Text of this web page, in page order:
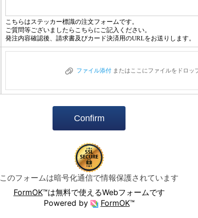
こちらはステッカー標識の注文フォームです。
ご質問等ございましたらこちらにご記入ください。
発注内容確認後、請求書及びカード決済用のURLをお送りします。
ファイル添付またはここにファイルをドロッ
Confirm
このフォームは暗号化通信で情報保護されています
FormOK™は無料で使えるWebフォームです
Powered by
FormOK™